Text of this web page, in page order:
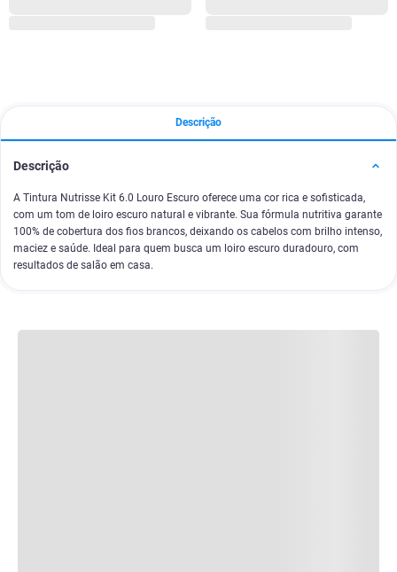
Descrição
Descrição
A Tintura Nutrisse Kit 6.0 Louro Escuro oferece uma cor rica e sofisticada,
com um tom de loiro escuro natural e vibrante. Sua fórmula nutritiva garante
100% de cobertura dos fios brancos, deixando os cabelos com brilho intenso,
maciez e saúde. Ideal para quem busca um loiro escuro duradouro, com
resultados de salão em casa.